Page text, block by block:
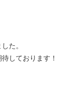
た。
しております！